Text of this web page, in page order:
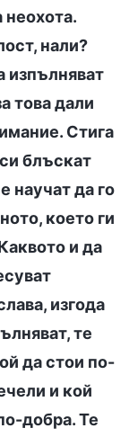
неохота.
нали?
изпълняват
това дали
Стига
блъскат
научат да го
което ги
и да
изгода
те
да стои по-
и кой
добра. Те